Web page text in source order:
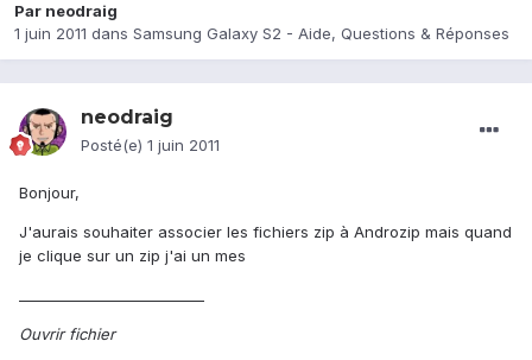
Par neodraig
1 juin 2011 dans Samsung Galaxy S2 - Aide, Questions & Réponses
neodraig
Posté(e) 1 juin 2011
Bonjour,
J'aurais souhaiter associer les fichiers zip à Androzip mais quand
je clique sur un zip j'ai un mes
Ouvrir fichier